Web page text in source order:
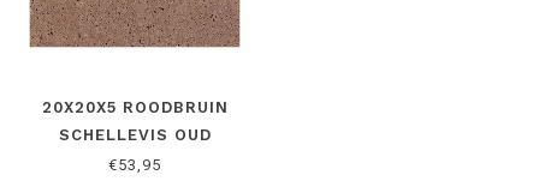
20X20X5 ROODBRUIN
SCHELLEVIS OUD
HOLLANDS
€53,95